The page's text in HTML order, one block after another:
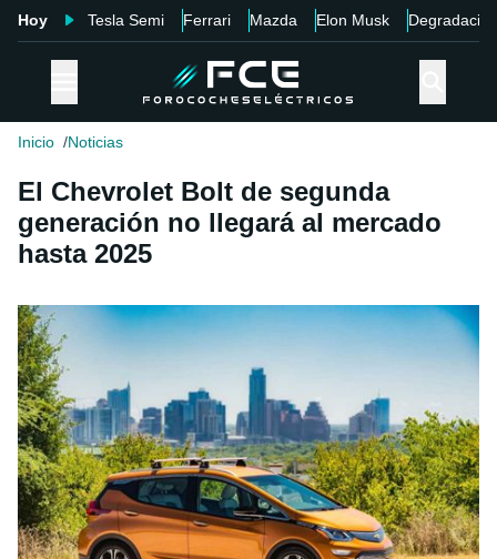
Hoy Tesla Semi Ferrari Mazda Elon Musk Degradación
Inicio Noticias
El Chevrolet Bolt de segunda
generación no llegará al mercado
hasta 2025